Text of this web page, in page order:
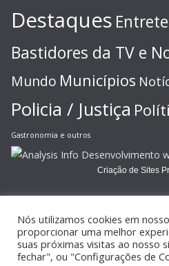
Destaques
Bastidores da TV e
Mundo Municípios
Policia / Justiça
Gastronomia e outros
Criação de Sites
Copyright © 2026JORNAL
Nós utilizamos cookies em
proporcionar uma melhor
suas próximas visitas ao nosso
fechar", ou "Configurações de